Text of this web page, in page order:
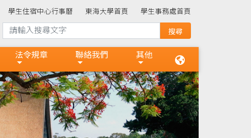
學生住宿中心行事曆 東海大學首頁 學生事務處首頁
法令規章 聯絡我們 其他